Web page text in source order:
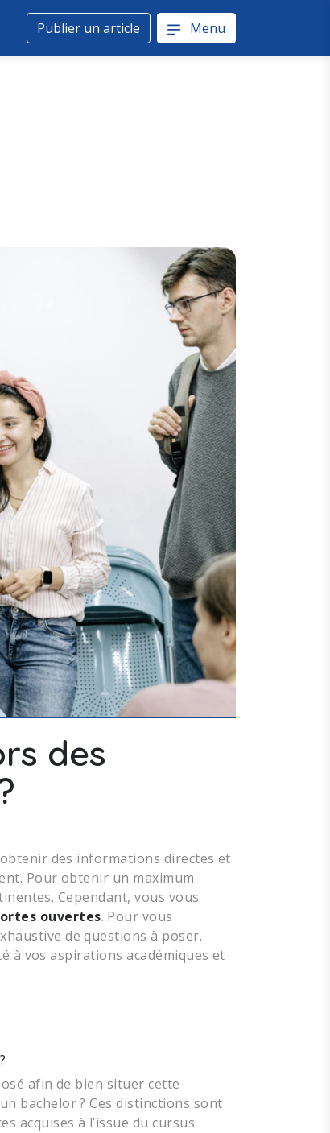
Publier un article Menu
des
des informations directes et
Pour obtenir un maximum
Cependant, vous vous
ouvertes. Pour vous
de questions à poser.
à vos aspirations académiques et
afin de bien situer cette
bachelor ? Ces distinctions sont
acquises à l’issue du cursus.